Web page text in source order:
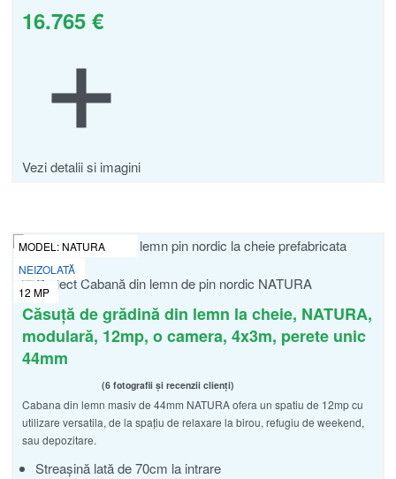
16.765 €
Vezi detalii si imagini
MODEL: NATURA
NEIZOLATĂ
12 MP
Căsuță de grădină din lemn la cheie, NATURA,
modulară, 12mp, o camera, 4x3m, perete unic
44mm
Evaluat la5.00din 5
6 fotografii și recenzii clienți
Cabana din lemn masiv de 44mm NATURA ofera un spatiu de 12mp cu
utilizare versatila, de la spațiu de relaxare la birou, refugiu de weekend,
sau depozitare.
Streașină lată de 70cm la intrare